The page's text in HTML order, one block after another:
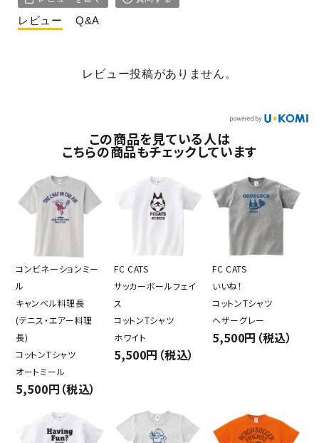
レビュー Q&A
レビュー投稿がありません。
この商品を見ている人は
こちらの商品もチェックしています
コンビネーションミー
ル
キャンベル料理長
(テニス・エアー料理
長)
コットンTシャツ
オートミール
5,500円（税込）
FC CATS
サッカーボールフェイ
ス
コットンTシャツ
ホワイト
5,500円（税込）
FC CATS
いいね！
コットンTシャツ
ヘザーグレー
5,500円（税込）